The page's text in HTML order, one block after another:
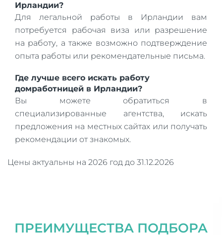
Ирландии?
Для легальной работы в Ирландии вам
потребуется рабочая виза или разрешение
на работу, а также возможно подтверждение
опыта работы или рекомендательные письма.
Где лучше всего искать работу
домработницей в Ирландии?
Вы можете обратиться в
специализированные агентства, искать
предложения на местных сайтах или получать
рекомендации от знакомых.
Цены актуальны на 2026 год до 31.12.2026
ПРЕИМУЩЕСТВА ПОДБОРА